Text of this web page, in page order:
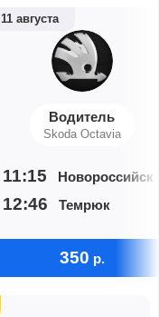
11 августа
Водитель
Skoda Octavia
11:15 Новороссийск
12:46 Темрюк
350 р.